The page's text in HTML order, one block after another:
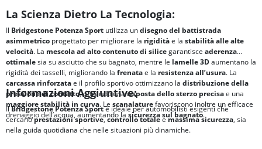
La Scienza Dietro La Tecnologia:
Il Bridgestone Potenza Sport utilizza undisegno del battistrada
asimmetrico progettato per migliorare la rigiditàe la stabilità alle alte
velocità. La mescola ad alto contenuto di silicegarantisce aderenza
ottimalesia su asciutto che su bagnato, mentre le lamelle 3Daumentano la
rigidità dei tasselli, migliorando la frenatae la resistenza all’usura. La
carcassa rinforzatae il profilo sportivo ottimizzano la distribuzione della
pressione di contatto, offrendo unarisposta dello sterzo precisae una
maggiore stabilità in curva. Lescanalaturefavoriscono inoltre un efficace
drenaggio dell’acqua, aumentando lasicurezza sul bagnato.
Informazioni Aggiuntive:
IlBridgestone Potenza Sportè ideale per automobilisti esigenti che
cercanoprestazioni sportive,controllo totaleemassima sicurezza, sia
nella guida quotidiana che nelle situazioni più dinamiche.